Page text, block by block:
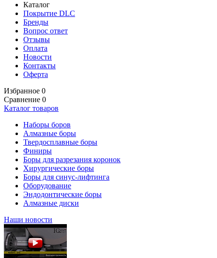
Каталог
Покрытие DLC
Бренды
Вопрос ответ
Отзывы
Оплата
Новости
Контакты
Оферта
Избранное 0
Сравнение 0
Каталог товаров
Наборы боров
Алмазные боры
Твердосплавные боры
Финиры
Боры для разрезания коронок
Хирургические боры
Боры для синус-лифтинга
Оборудование
Эндодонтические боры
Алмазные диски
Наши новости